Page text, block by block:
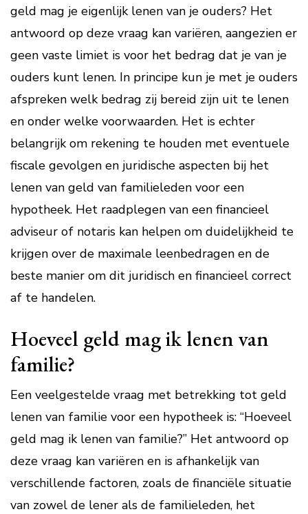
geld mag je eigenlijk lenen van je ouders? Het
antwoord op deze vraag kan variëren, aangezien er
geen vaste limiet is voor het bedrag dat je van je
ouders kunt lenen. In principe kun je met je ouders
afspreken welk bedrag zij bereid zijn uit te lenen
en onder welke voorwaarden. Het is echter
belangrijk om rekening te houden met eventuele
fiscale gevolgen en juridische aspecten bij het
lenen van geld van familieleden voor een
hypotheek. Het raadplegen van een financieel
adviseur of notaris kan helpen om duidelijkheid te
krijgen over de maximale leenbedragen en de
beste manier om dit juridisch en financieel correct
af te handelen.
Hoeveel geld mag ik lenen van
familie?
Een veelgestelde vraag met betrekking tot geld
lenen van familie voor een hypotheek is: “Hoeveel
geld mag ik lenen van familie?” Het antwoord op
deze vraag kan variëren en is afhankelijk van
verschillende factoren, zoals de financiële situatie
van zowel de lener als de familieleden, het